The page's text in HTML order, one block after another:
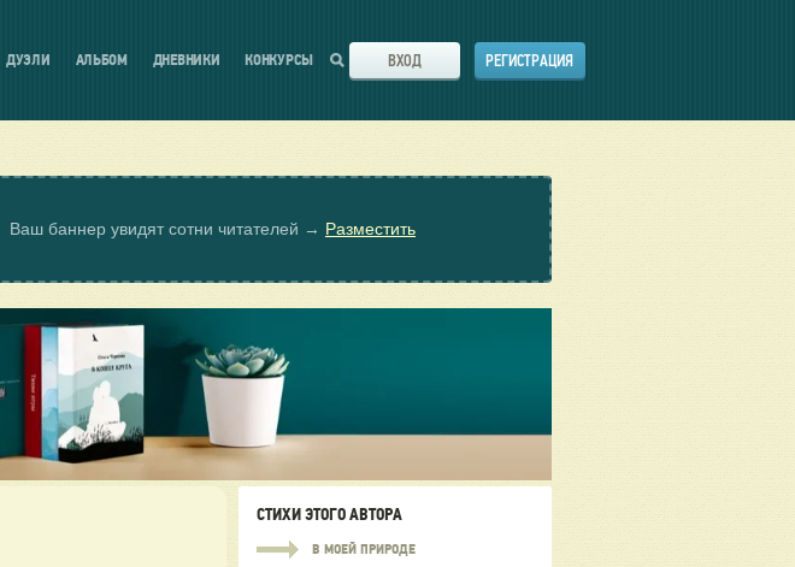
ДУЭЛИ АЛЬБОМ ДНЕВНИКИ КОНКУРСЫ ВХОД РЕГИСТРАЦИЯ
Ваш баннер увидят сотни читателей → Разместить
СТИХИ ЭТОГО АВТОРА
В МОЕЙ ПРИРОДЕ